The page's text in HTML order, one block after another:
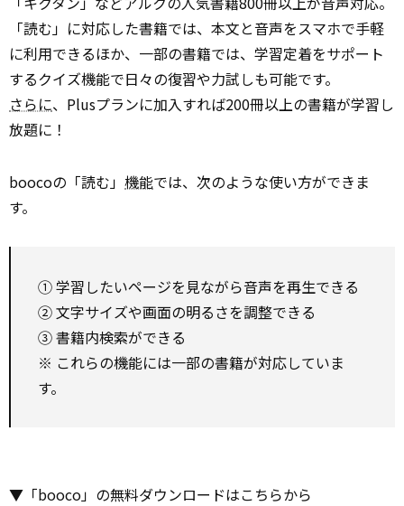
「読む」に対応した書籍では、本文と音声をスマホで手軽
に利用できるほか、一部の書籍では、学習定着をサポート
するクイズ機能で日々の復習や力試しも可能です。
さらに、Plusプランに加入すれば200冊以上の書籍が学習し
放題に！
boocoの「読む」 機能では、次のような使い方ができま
す。
① 学習したいページを見ながら音声を再生できる
② 文字サイズや画面の明るさを調整できる
③ 書籍内検索ができる
※ これらの機能には一部の書籍が対応していま
す。
▼「booco」の無料ダウンロードはこちらから